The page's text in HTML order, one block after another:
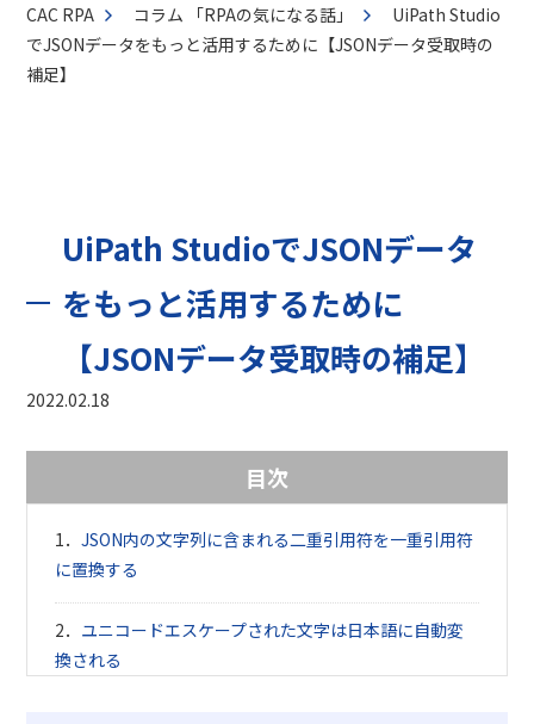
CAC RPA コラム 「RPAの気になる話」
UiPath Studio
でJSONデータをもっと活用するために【JSONデータ受取時の
補足】
UiPath StudioでJSONデータ
をもっと活用するために
【JSONデータ受取時の補足】
2022.02.18
目次
JSON内の文字列に含まれる二重引用符を一重引用符
に置換する
ユニコードエスケープされた文字は日本語に自動変
換される